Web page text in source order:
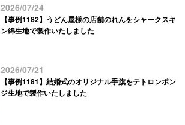
2026/07/24
【事例1182】うどん屋様の店舗のれんをシャークスキ
ン綿生地で製作いたしました
2026/07/21
【事例1181】結婚式のオリジナル手旗をテトロンポン
ジ生地で製作いたしました